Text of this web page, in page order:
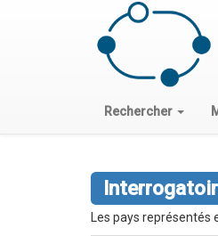
Rechercher
Les pays